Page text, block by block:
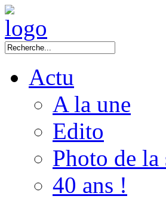
Actu
A la une
Edito
Photo de la
40 ans !